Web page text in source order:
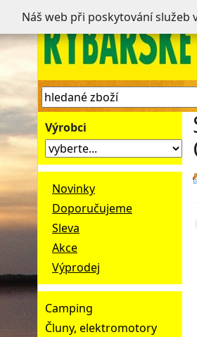
Výrobci
Novinky
Doporučujeme
Sleva
Akce
Výprodej
Camping
Čluny, elektromotory
Náš web při poskytování služeb